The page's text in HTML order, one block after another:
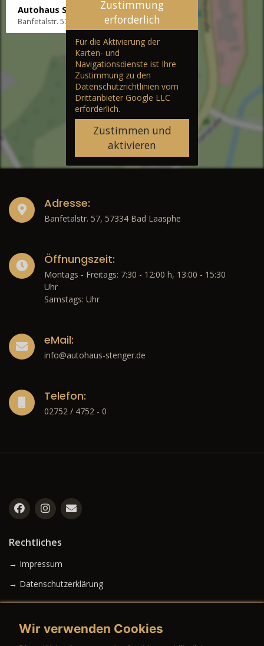
Autohaus Stenger
Banfetalstr. 57, 57334 Bad Laasphe
Zustimmung
erforderlich
Für die Aktivierung der
Karten- und
Navigationsdienste ist Ihre
Zustimmung zu den
Datenschutzrichtlinien vom
Drittanbieter Google LLC
erforderlich.
Zustimmen und
aktivieren
Adresse:
Banfetalstr. 57, 57334 Bad Laasphe
Öffnungszeit:
Montags - Freitags: 7:30 - 12:00 h, 13:00 - 15:30
Uhr
Samstags: Uhr
eMail:
info@autohaus-stenger.de
Telefon:
02752 / 4752 - 0
Rechtliches
→ Impressum
→ Datenschutzerklärung
Wir verwenden Cookies